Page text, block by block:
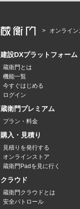
オンライン
建設DXプラットフォーム
蔵衛門とは
機能一覧
今すぐはじめる
ログイン
蔵衛門プレミアム
プラン・料金
購入・見積り
見積りを発行する
オンラインストア
蔵衛門Padを見に行く
クラウド
蔵衛門クラウドとは
安全パトロール